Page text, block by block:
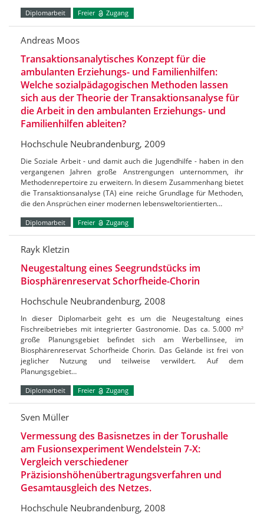
Diplomarbeit Freier Zugang
Andreas Moos
Transaktionsanalytisches Konzept für die
ambulanten Erziehungs- und Familienhilfen:
Welche sozialpädagogischen Methoden lassen
sich aus der Theorie der Transaktionsanalyse für
die Arbeit in den ambulanten Erziehungs- und
Familienhilfen ableiten?
Hochschule Neubrandenburg, 2009
Die Soziale Arbeit - und damit auch die Jugendhilfe - haben in den
vergangenen Jahren große Anstrengungen unternommen, ihr
Methodenrepertoire zu erweitern. In diesem Zusammenhang bietet
die Transaktionsanalyse (TA) eine reiche Grundlage für Methoden,
die den Ansprüchen einer modernen lebensweltorientierten…
Diplomarbeit Freier Zugang
Rayk Kletzin
Neugestaltung eines Seegrundstücks im
Biosphärenreservat Schorfheide-Chorin
Hochschule Neubrandenburg, 2008
In dieser Diplomarbeit geht es um die Neugestaltung eines
Fischreibetriebes mit integrierter Gastronomie. Das ca. 5.000 m²
große Planungsgebiet befindet sich am Werbellinsee, im
Biosphärenreservat Schorfheide Chorin. Das Gelände ist frei von
jeglicher Nutzung und teilweise verwildert. Auf dem
Planungsgebiet…
Diplomarbeit Freier Zugang
Sven Müller
Vermessung des Basisnetzes in der Torushalle
am Fusionsexperiment Wendelstein 7-X:
Vergleich verschiedener
Präzisionshöhenübertragungsverfahren und
Gesamtausgleich des Netzes.
Hochschule Neubrandenburg, 2008